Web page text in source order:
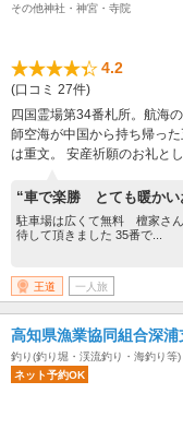
その他神社・神宮・寺院
4.2
(口コミ 27件)
四国霊場第34番札所。航海
師空海が中国から持ち帰っ
は重文。 安産祈願のお礼とし
“車で楽勝 とても暖かい
駐車場は広くて無料 檀家さ
待して頂きました 35番で...
王道 一人旅
高知県漁業協同組合深浦
釣り(釣り堀・渓流釣り・海釣り等)
ネット予約OK